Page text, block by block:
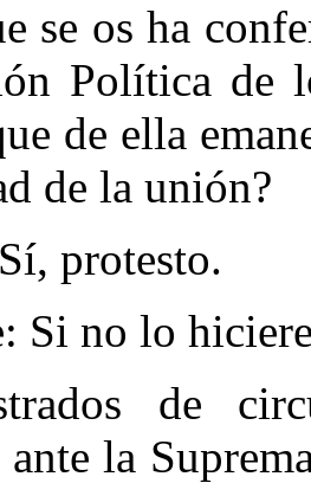
se os ha
Política de
de ella
de la unión?
protesto.
Si no lo
de
ante la